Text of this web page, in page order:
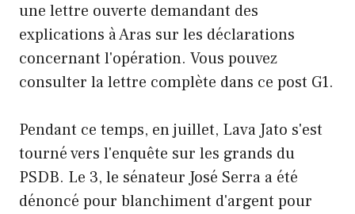
une lettre ouverte demandant des
explications à Aras sur les déclarations
concernant l'opération. Vous pouvez
consulter la lettre complète dans ce post G1.
Pendant ce temps, en juillet, Lava Jato s'est
tourné vers l'enquête sur les grands du
PSDB. Le 3, le sénateur José Serra a été
dénoncé pour blanchiment d'argent pour